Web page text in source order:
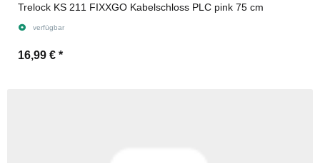
Trelock KS 211 FIXXGO Kabelschloss PLC pink 75 cm
verfügbar
16,99 € *